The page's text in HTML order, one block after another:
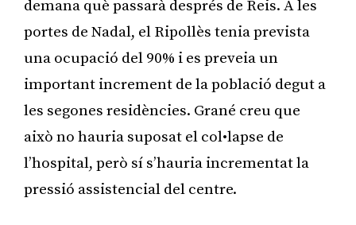
demana què passarà després de Reis. A les
portes de Nadal, el Ripollès tenia prevista
una ocupació del 90% i es preveia un
important increment de la població degut a
les segones residències. Grané creu que
això no hauria suposat el col•lapse de
l’hospital, però sí s’hauria incrementat la
pressió assistencial del centre.